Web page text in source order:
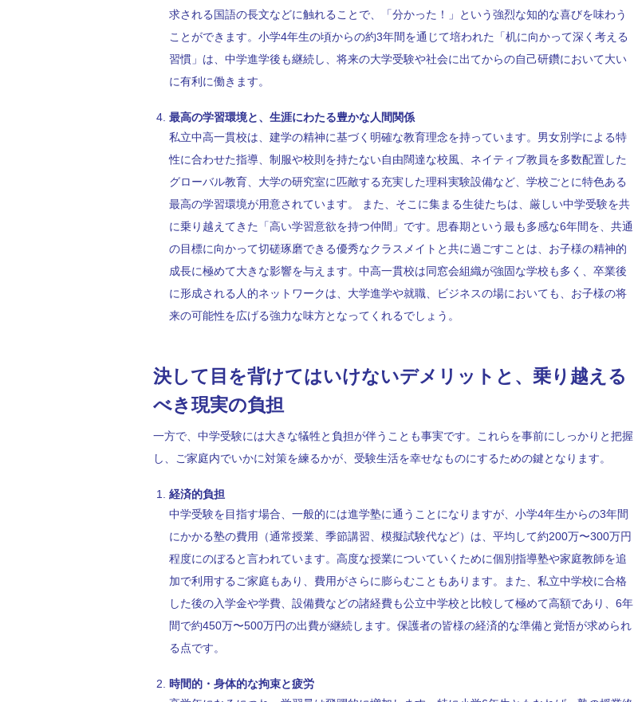
求される国語の長文などに触れることで、「分かった！」という強烈な知的な喜びを味わう
ことができます。小学4年生の頃からの約3年間を通じて培われた「机に向かって深く考える
習慣」は、中学進学後も継続し、将来の大学受験や社会に出てからの自己研鑽において大い
に有利に働きます。
最高の学習環境と、生涯にわたる豊かな人間関係
私立中高一貫校は、建学の精神に基づく明確な教育理念を持っています。男女別学による特
性に合わせた指導、制服や校則を持たない自由闊達な校風、ネイティブ教員を多数配置した
グローバル教育、大学の研究室に匹敵する充実した理科実験設備など、学校ごとに特色ある
最高の学習環境が用意されています。 また、そこに集まる生徒たちは、厳しい中学受験を共
に乗り越えてきた「高い学習意欲を持つ仲間」です。思春期という最も多感な6年間を、共通
の目標に向かって切磋琢磨できる優秀なクラスメイトと共に過ごすことは、お子様の精神的
成長に極めて大きな影響を与えます。中高一貫校は同窓会組織が強固な学校も多く、卒業後
に形成される人的ネットワークは、大学進学や就職、ビジネスの場においても、お子様の将
来の可能性を広げる強力な味方となってくれるでしょう。
決して目を背けてはいけないデメリットと、乗り越える
べき現実の負担
一方で、中学受験には大きな犠牲と負担が伴うことも事実です。これらを事前にしっかりと把握
し、ご家庭内でいかに対策を練るかが、受験生活を幸せなものにするための鍵となります。
経済的負担
中学受験を目指す場合、一般的には進学塾に通うことになりますが、小学4年生からの3年間
にかかる塾の費用（通常授業、季節講習、模擬試験代など）は、平均して約200万〜300万円
程度にのぼると言われています。高度な授業についていくために個別指導塾や家庭教師を追
加で利用するご家庭もあり、費用がさらに膨らむこともあります。また、私立中学校に合格
した後の入学金や学費、設備費などの諸経費も公立中学校と比較して極めて高額であり、6年
間で約450万〜500万円の出費が継続します。保護者の皆様の経済的な準備と覚悟が求められ
る点です。
時間的・身体的な拘束と疲労